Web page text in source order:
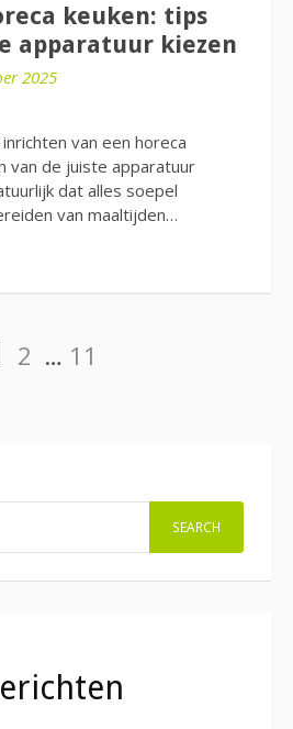
keuken: tips
apparatuur kiezen
2025
van een horeca
van de juiste apparatuur
dat alles soepel
van maaltijden…
Page
2 … Page
11
SEARCH